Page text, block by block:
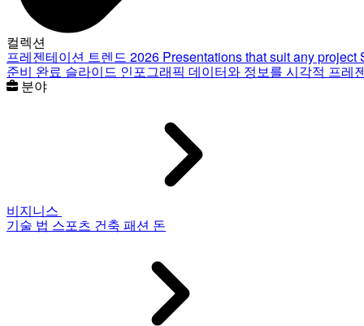
컬렉션
프레젠테이션 트렌드 2026 Presentations that suit any project
준비 완료 슬라이드 인포그래픽 데이터와 정보를 시각적 프레
분야
비지니스
기술 법 스포츠 건축 패션 돈